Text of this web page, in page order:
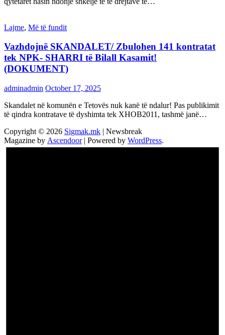
Lajme, Më të fundit
Vazhdojnē SKANDALET/ Zbulohen 141 kontratat
tek NPK- SHARRI të Bilall Kasamit!
(DOKUMENT)
adminadmin October 17, 2025
Skandalet në komunën e Tetovës nuk kanë të ndalur! Pas publikimit
të qindra kontratave të dyshimta tek XHOB2011, tashmë janë…
Copyright © 2026 Sigmak.mk | Newsbreak
Magazine by Ascendoor| Powered by WordPress.